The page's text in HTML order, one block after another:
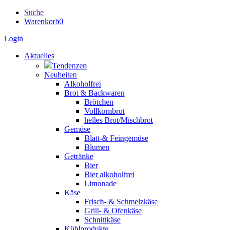
Suche
Warenkorb0
Login
Aktuelles
Tendenzen
Neuheiten
Alkoholfrei
Brot & Backwaren
Brötchen
Vollkornbrot
helles Brot/Mischbrot
Gemüse
Blatt-& Feingemüse
Blumen
Getränke
Bier
Bier alkoholfrei
Limonade
Käse
Frisch- & Schmelzkäse
Grill- & Ofenkäse
Schnittkäse